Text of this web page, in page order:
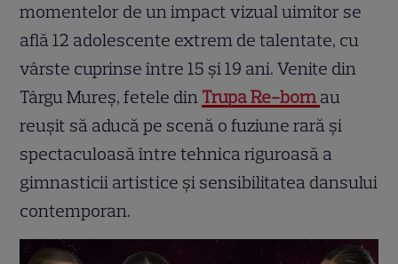
momentelor de un impact vizual uimitor se
află 12 adolescente extrem de talentate, cu
vârste cuprinse între 15 și 19 ani. Venite din
Târgu Mureș, fetele din Trupa Re-born au
reușit să aducă pe scenă o fuziune rară și
spectaculoasă între tehnica riguroasă a
gimnasticii artistice și sensibilitatea dansului
contemporan.